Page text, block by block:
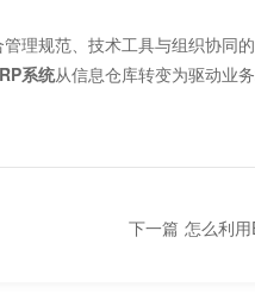
规范、技术工具与组织协同
系统从信息仓库转变为驱动业
下一篇 怎么利